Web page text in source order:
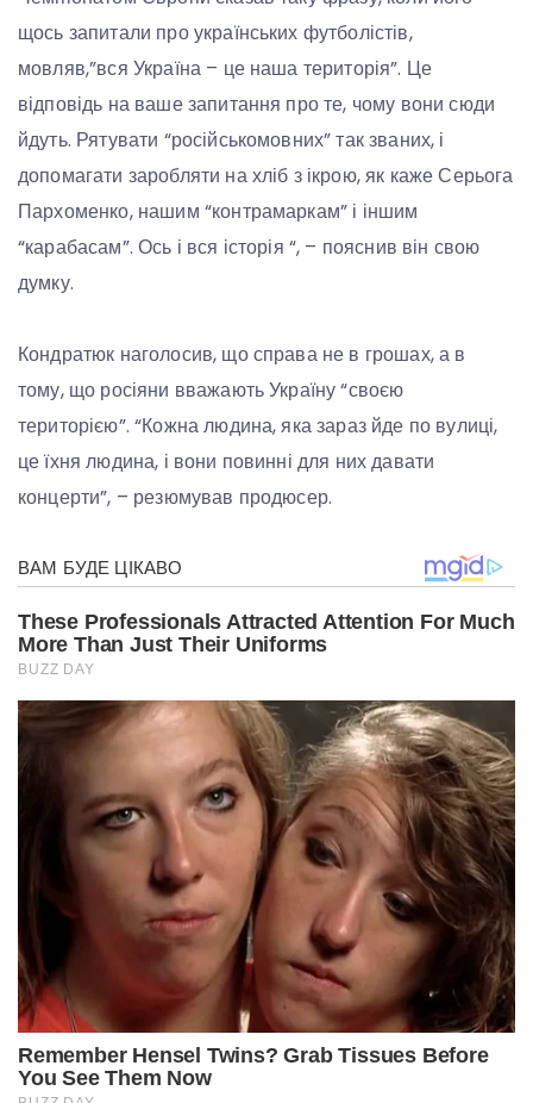
щось запитали про українських футболістів,
мовляв,”вся Україна – це наша територія”. Це
відповідь на ваше запитання про те, чому вони сюди
йдуть. Рятувати “російськомовних” так званих, і
допомагати заробляти на хліб з ікрою, як каже Серьога
Пархоменко, нашим “контрамаркам” і іншим
“карабасам”. Ось і вся історія “, – пояснив він свою
думку.
Кондратюк наголосив, що справа не в грошах, а в
тому, що росіяни вважають Україну “своєю
територією”. “Кожна людина, яка зараз йде по вулиці,
це їхня людина, і вони повинні для них давати
концерти”, – резюмував продюсер.